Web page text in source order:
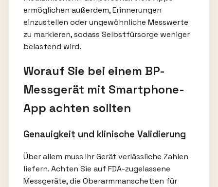
ermöglichen außerdem, Erinnerungen
einzustellen oder ungewöhnliche Messwerte
zu markieren, sodass Selbstfürsorge weniger
belastend wird.
Worauf Sie bei einem BP-
Messgerät mit Smartphone-
App achten sollten
Genauigkeit und klinische Validierung
Über allem muss Ihr Gerät verlässliche Zahlen
liefern. Achten Sie auf FDA-zugelassene
Messgeräte, die Oberarmmanschetten für